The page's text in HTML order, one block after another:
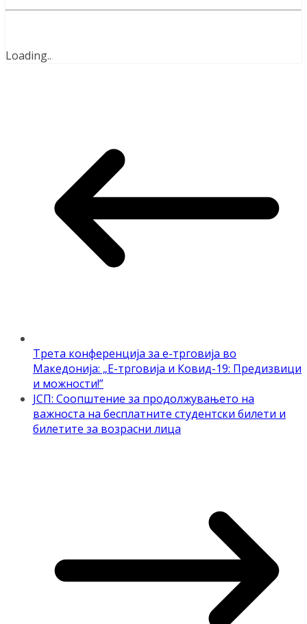
Loading...
Трета конференција за е-трговија во
Македонија: „Е-трговија и Ковид-19: Предизвици
и можности!”
ЈСП: Соопштение за продолжувањето на
важноста на бесплатните студентски билети и
билетите за возрасни лица